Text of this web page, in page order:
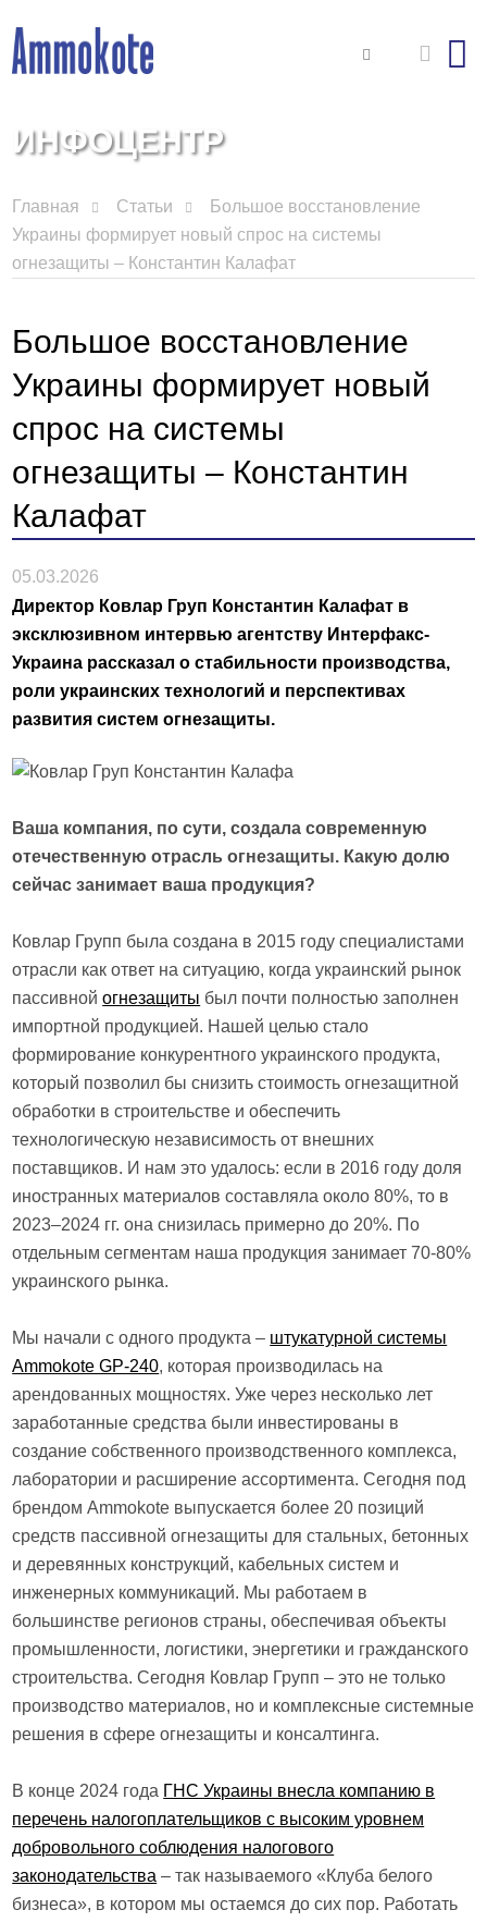
ИНФОЦЕНТР
Главная Статьи
Большое восстановление
Украины формирует новый спрос на системы
огнезащиты – Константин Калафат
Большое восстановление
Украины формирует новый
спрос на системы
огнезащиты – Константин
Калафат
05.03.2026
Директор Ковлар Груп Константин Калафат в
эксклюзивном интервью агентству Интерфакс-
Украина рассказал о стабильности производства,
роли украинских технологий и перспективах
развития систем огнезащиты.
Ваша компания, по сути, создала современную
отечественную отрасль огнезащиты. Какую долю
сейчас занимает ваша продукция?
Ковлар Групп была создана в 2015 году специалистами
отрасли как ответ на ситуацию, когда украинский рынок
пассивнойогнезащиты был почти полностью заполнен
импортной продукцией. Нашей целью стало
формирование конкурентного украинского продукта,
который позволил бы снизить стоимость огнезащитной
обработки в строительстве и обеспечить
технологическую независимость от внешних
поставщиков. И нам это удалось: если в 2016 году доля
иностранных материалов составляла около 80%, то в
2023–2024 гг. она снизилась примерно до 20%. По
отдельным сегментам наша продукция занимает 70-80%
украинского рынка.
Мы начали с одного продукта – штукатурной системы
Ammokote GP-240, которая производилась на
арендованных мощностях. Уже через несколько лет
заработанные средства были инвестированы в
создание собственного производственного комплекса,
лаборатории и расширение ассортимента. Сегодня под
брендом Ammokote выпускается более 20 позиций
средств пассивной огнезащиты для стальных, бетонных
и деревянных конструкций, кабельных систем и
инженерных коммуникаций. Мы работаем в
большинстве регионов страны, обеспечивая объекты
промышленности, логистики, энергетики и гражданского
строительства. Сегодня Ковлар Групп – это не только
производство материалов, но и комплексные системные
решения в сфере огнезащиты и консалтинга.
В конце 2024 года ГНС ​​Украины внесла компанию в
перечень налогоплательщиков с высоким уровнем
добровольного соблюдения налогового
законодательства – так называемого «Клуба белого
бизнеса», в котором мы остаемся до сих пор. Работать